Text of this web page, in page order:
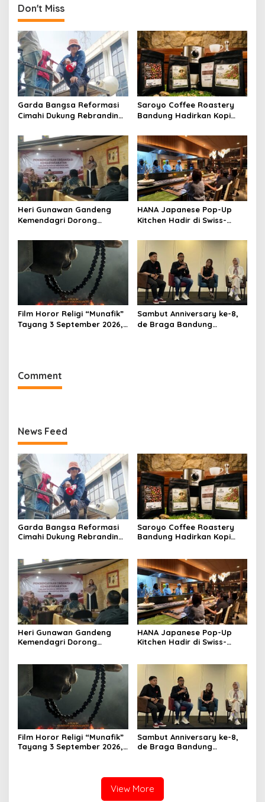
Don't Miss
Garda Bangsa Reformasi
Cimahi Dukung Rebranding
Harus Diikuti Reformasi
Pelayanan
Saroyo Coffee Roastery
Bandung Hadirkan Kopi
Rasa Khas Nusantara
Heri Gunawan Gandeng
Kemendagri Dorong
Sukabumi
HANA Japanese Pop-Up
Kitchen Hadir di Swiss-
Bandung, Tawarkan
Pengalaman Omakase
Eksklusif
Film Horor Religi “Munafik”
Tayang 3 September 2026,
Sambut Anniversary ke-8,
de Braga Bandung
Comment
News Feed
Garda Bangsa Reformasi
Cimahi Dukung Rebranding
Pelayanan
Saroyo Coffee Roastery
Bandung Hadirkan Kopi
Heri Gunawan Gandeng
Kemendagri Dorong
HANA Japanese Pop-Up
Kitchen Hadir di Swiss-
Pengalaman Omakase
Eksklusif
Film Horor Religi “Munafik”
Tayang 3 September 2026,
Sambut Anniversary ke-8,
de Braga Bandung
View More